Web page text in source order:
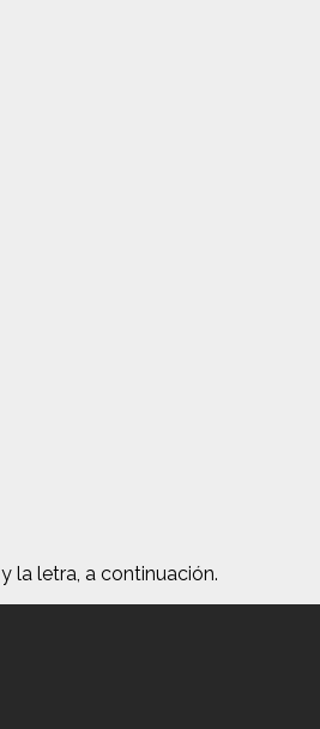
y la letra, a continuación.